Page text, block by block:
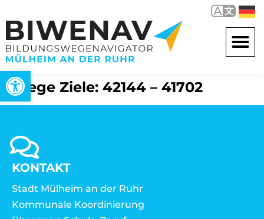
Open toolbar
Wege Ziele: 42144 – 41702
KONTAKT
Stadt Mülheim an der Ruhr
Kommunale Koordinierung